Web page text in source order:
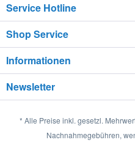
Service Hotline
Shop Service
Informationen
Newsletter
* Alle Preise inkl. gesetzl.
Nachnahmegebühren,